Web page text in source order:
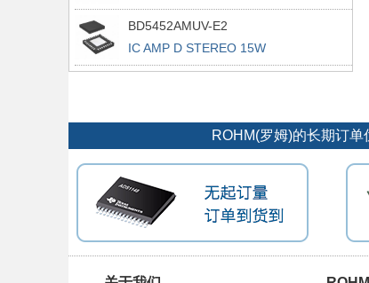
14SSOPB
BD5452AMUV-E2
IC AMP D STEREO 15W
VQFN032V5050
ROHM(罗姆)的长期订